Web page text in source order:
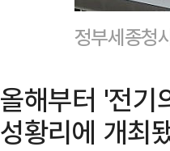
정부세종청
올해부터 '전
성황리에 개최